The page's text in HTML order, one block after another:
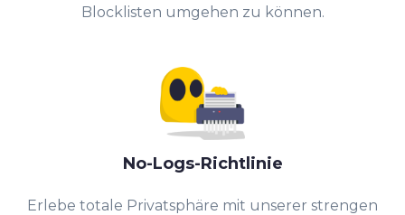
Blocklisten umgehen zu können.
No-Logs-Richtlinie
Erlebe totale Privatsphäre mit unserer strengen